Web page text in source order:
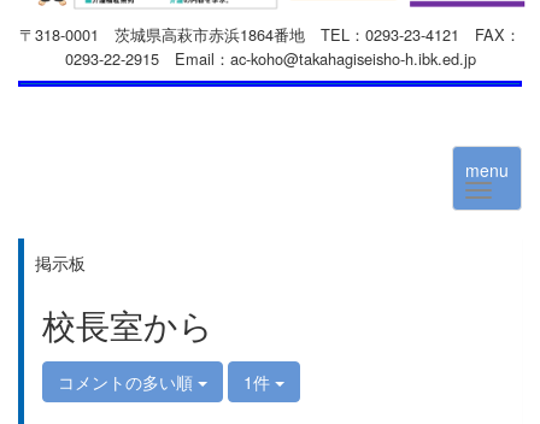
〒318-0001 茨城県高萩市赤浜1864番地 TEL：0293-23-4121 FAX：
0293-22-2915 Email ：ac-koho@takahagiseisho-h.ibk.ed.jp
menu
掲示板
校長室から
コメントの多い順 1件